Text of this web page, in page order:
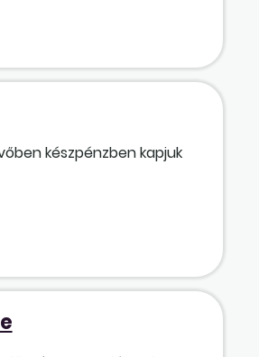
készpénzben kapjuk